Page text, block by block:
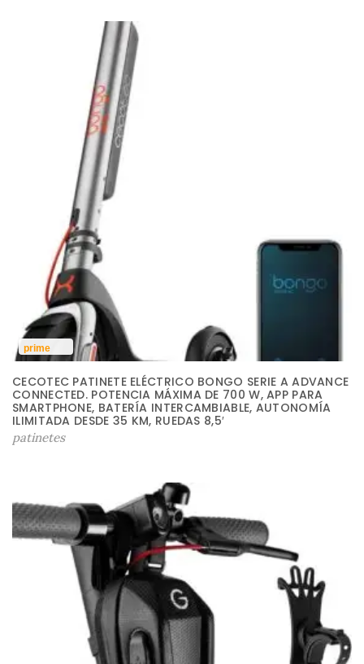
prime
CECOTEC PATINETE ELÉCTRICO BONGO SERIE A ADVANCE
CONNECTED. POTENCIA MÁXIMA DE 700 W, APP PARA
SMARTPHONE, BATERÍA INTERCAMBIABLE, AUTONOMÍA
ILIMITADA DESDE 35 KM, RUEDAS 8,5′
patinetes